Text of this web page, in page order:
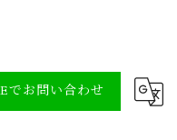
でお問い合わせ